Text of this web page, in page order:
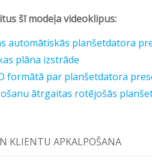
šī modeļa videoklipus:
automātiskās planšetdatora
plāna izstrāde
formātā par planšetdatora
ātrgaitas rotējošās
KLIENTU APKALPOŠANA